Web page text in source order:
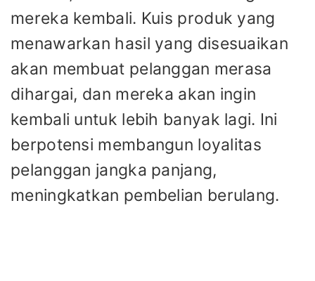
mereka kembali. Kuis produk yang
menawarkan hasil yang disesuaikan
akan membuat pelanggan merasa
dihargai, dan mereka akan ingin
kembali untuk lebih banyak lagi. Ini
berpotensi membangun loyalitas
pelanggan jangka panjang,
meningkatkan pembelian berulang.